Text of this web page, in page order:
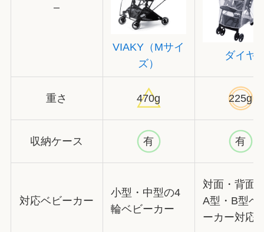
–
VIAKY（Mサイ
ズ）
ダイヤ
重さ 470g 225g
収納ケース 有 有
対応ベビーカー
小型・中型の4
輪ベビーカー
対面・背面
A型・B型ベ
ーカー対応